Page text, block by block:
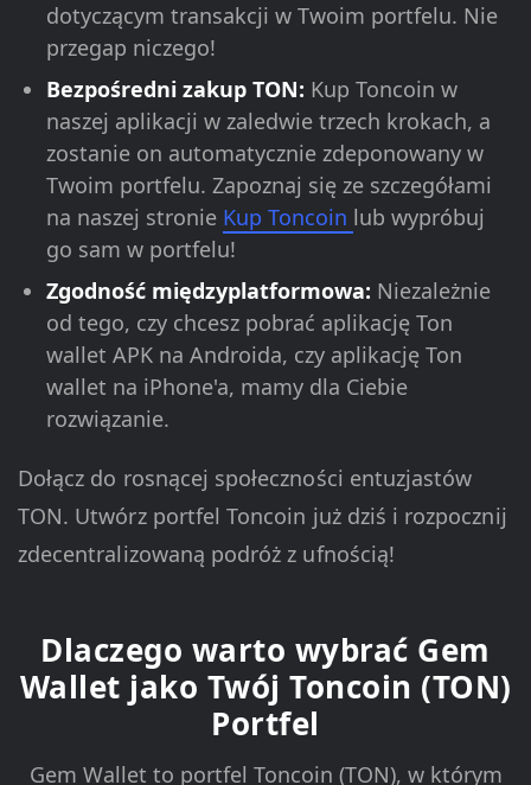
dotyczącym transakcji w Twoim portfelu. Nie
przegap niczego!
Bezpośredni zakup TON: Kup Toncoin w
naszej aplikacji w zaledwie trzech krokach, a
zostanie on automatycznie zdeponowany w
Twoim portfelu. Zapoznaj się ze szczegółami
na naszej stronie Kup Toncoin lub wypróbuj
go sam w portfelu!
Zgodność międzyplatformowa: Niezależnie
od tego, czy chcesz pobrać aplikację Ton
wallet APK na Androida, czy aplikację Ton
wallet na iPhone'a, mamy dla Ciebie
rozwiązanie.
Dołącz do rosnącej społeczności entuzjastów
TON. Utwórz portfel Toncoin już dziś i rozpocznij
zdecentralizowaną podróż z ufnością!
Dlaczego warto wybrać Gem
Wallet jako Twój Toncoin (TON)
Portfel
Gem Wallet to portfel Toncoin (TON), w którym